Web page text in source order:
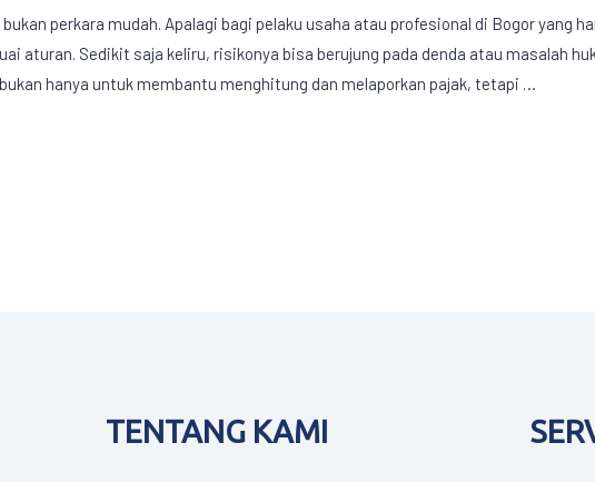
perkara mudah. Apalagi bagi pelaku usaha atau profesional di Bogor yang
aturan. Sedikit saja keliru, risikonya bisa berujung pada denda atau masalah
hanya untuk membantu menghitung dan melaporkan pajak, tetapi …
TENTANG KAMI